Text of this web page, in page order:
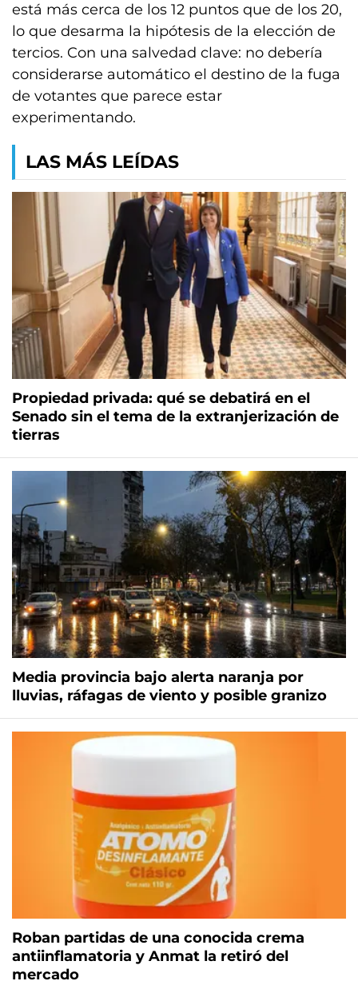
está más cerca de los 12 puntos que de los 20,
lo que desarma la hipótesis de la elección de
tercios. Con una salvedad clave: no debería
considerarse automático el destino de la fuga
de votantes que parece estar
experimentando.
LAS MÁS LEÍDAS
Propiedad privada: qué se debatirá en el
Senado sin el tema de la extranjerización de
tierras
Media provincia bajo alerta naranja por
lluvias, ráfagas de viento y posible granizo
Roban partidas de una conocida crema
antiinflamatoria y Anmat la retiró del
mercado